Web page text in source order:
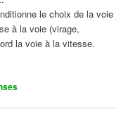
le choix de la voie
à la voie (virage,
la voie à la vitesse.